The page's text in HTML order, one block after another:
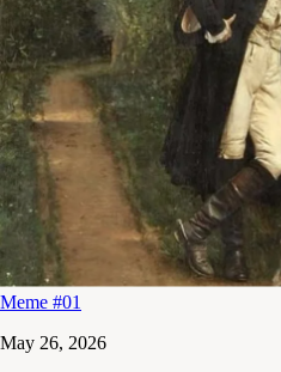
Meme #01
May 26, 2026